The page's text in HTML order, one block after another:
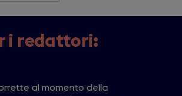
i redattori:
al momento della